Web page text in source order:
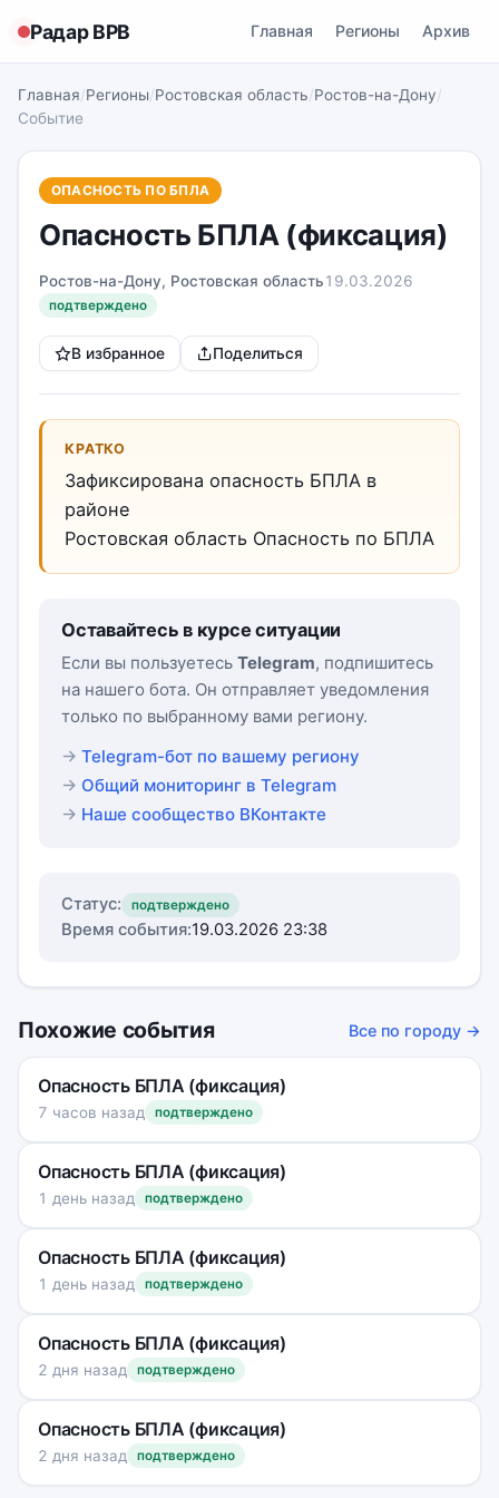
Радар ВРВ Главная Регионы Архив
Главная/Регионы/Ростовская область/Ростов-на-Дону/
Событие
ОПАСНОСТЬ ПО БПЛА
Опасность БПЛА (фиксация)
Ростов-на-Дону, Ростовская область19.03.2026
подтверждено
В избранное Поделиться
КРАТКО
Зафиксирована опасность БПЛА в
районе
Ростовская область Опасность по БПЛА
Оставайтесь в курсе ситуации
Если вы пользуетесь Telegram, подпишитесь
на нашего бота. Он отправляет уведомления
только по выбранному вами региону.
Telegram-бот по вашему региону
Общий мониторинг в Telegram
Наше сообщество ВКонтакте
Статус: подтверждено
Время события:19.03.2026 23:38
Похожие события Все по городу →
Опасность БПЛА (фиксация)
7 часов назад подтверждено
Опасность БПЛА (фиксация)
1 день назад подтверждено
Опасность БПЛА (фиксация)
1 день назад подтверждено
Опасность БПЛА (фиксация)
2 дня назад подтверждено
Опасность БПЛА (фиксация)
2 дня назад подтверждено